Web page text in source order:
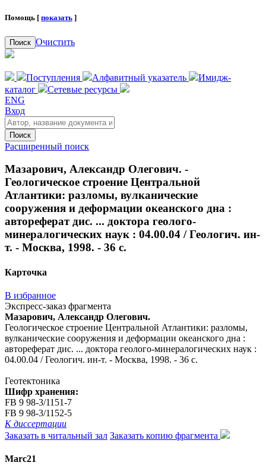
Помощь [ показать ]
Поиск Очистить
Поступления Алфавитный указатель
Имидж-
каталог
Сетевые ресурсы
ENG
Вход
Поиск
Расширенный поиск
Мазарович, Александр Олегович. -
Геологическое строение Центральной
Атлантики: разломы, вулканические
сооружения и деформации океанского дна :
автореферат дис. ... доктора геолого-
минералогических наук : 04.00.04 / Геологич. ин-
т. - Москва, 1998. - 36 с.
Карточка
В избранное
Экспресс-заказ фрагмента
Мазарович, Александр Олегович.
Геологическое строение Центральной Атлантики: разломы,
вулканические сооружения и деформации океанского дна :
автореферат дис. ... доктора геолого-минералогических наук :
04.00.04 / Геологич. ин-т. - Москва, 1998. - 36 с.
Геотектоника
Шифр хранения:
FB 9 98-3/1151-7
FB 9 98-3/1152-5
К диссертации
Заказать в читальный зал Заказать копию фрагмента
Marc21